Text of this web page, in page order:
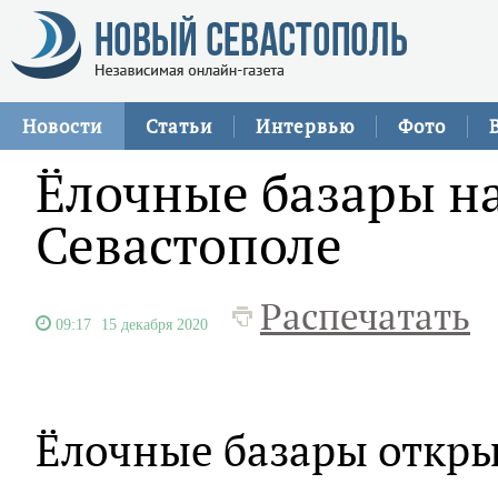
Новости Статьи Интервью Фото
Ёлочные базары
Севастополе
09:17 15 декабря 2020 Распечатать
Ёлочные базары